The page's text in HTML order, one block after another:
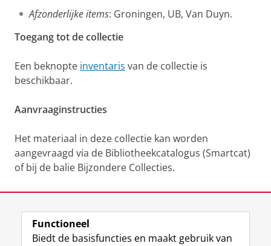
Afzonderlijke items: Groningen, UB, Van Duyn.
Toegang tot de collectie
Een beknopte inventaris van de collectie is
beschikbaar.
Aanvraaginstructies
Het materiaal in deze collectie kan worden
aangevraagd via de Bibliotheekcatalogus (Smartcat)
of bij de balie Bijzondere Collecties.
View this page in:English
Functioneel
Biedt de basisfuncties en maakt gebruik van